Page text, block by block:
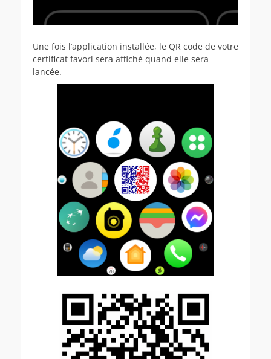
Une fois l’application installée, le QR code de votre
certificat favori sera affiché quand elle sera
lancée.